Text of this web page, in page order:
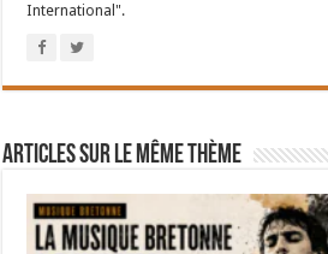
International".
Articles sur le même thème